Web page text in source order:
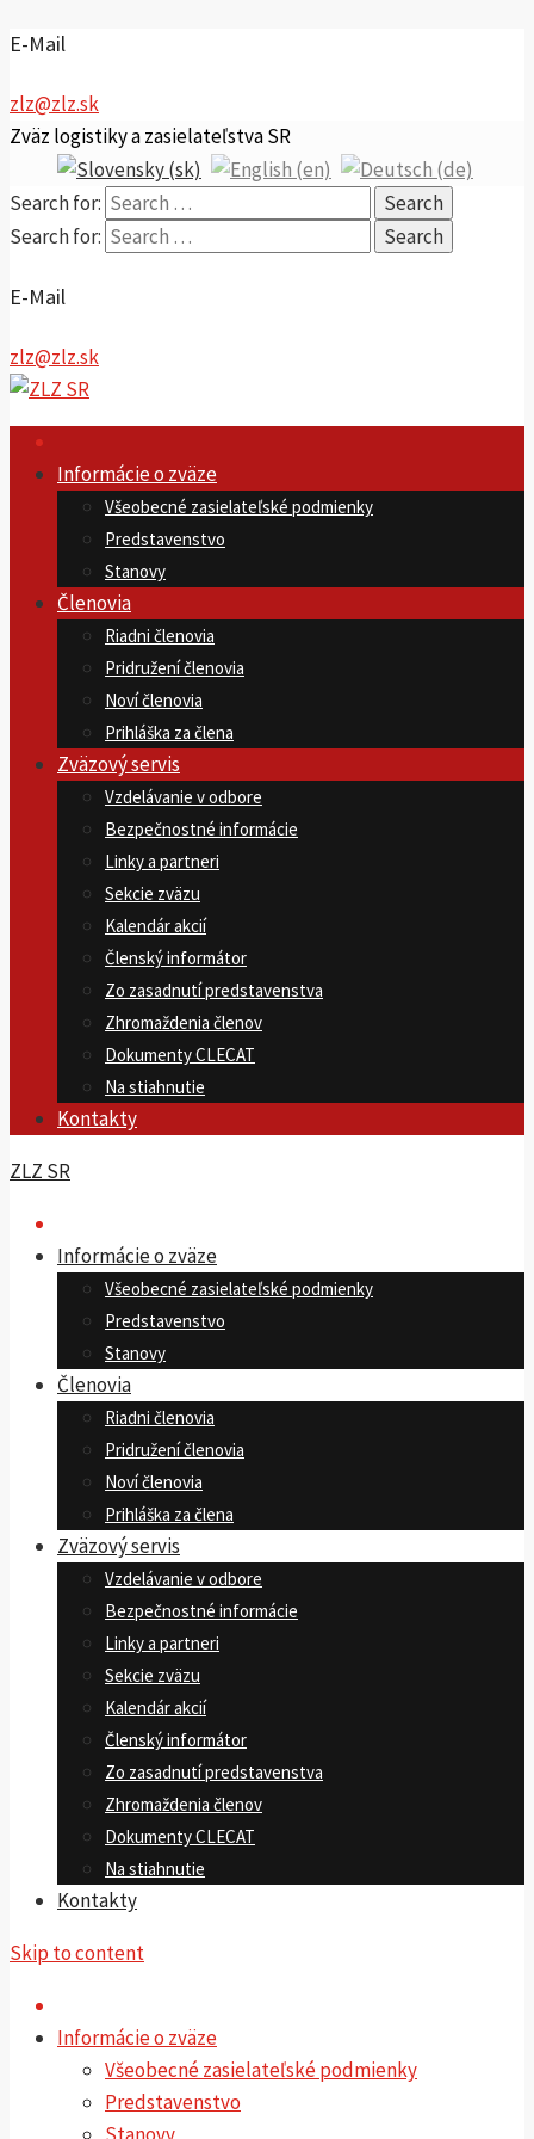
E-Mail
zlz@zlz.sk
Zväz logistiky a zasielateľstva SR
Search for:
Search for:
E-Mail
zlz@zlz.sk
Informácie o zväze
Všeobecné zasielateľské podmienky
Predstavenstvo
Stanovy
Členovia
Riadni členovia
Pridružení členovia
Noví členovia
Prihláška za člena
Zväzový servis
Vzdelávanie v odbore
Bezpečnostné informácie
Linky a partneri
Sekcie zväzu
Kalendár akcií
Členský informátor
Zo zasadnutí predstavenstva
Zhromaždenia členov
Dokumenty CLECAT
Na stiahnutie
Kontakty
ZLZ SR
Informácie o zväze
Všeobecné zasielateľské podmienky
Predstavenstvo
Stanovy
Členovia
Riadni členovia
Pridružení členovia
Noví členovia
Prihláška za člena
Zväzový servis
Vzdelávanie v odbore
Bezpečnostné informácie
Linky a partneri
Sekcie zväzu
Kalendár akcií
Členský informátor
Zo zasadnutí predstavenstva
Zhromaždenia členov
Dokumenty CLECAT
Na stiahnutie
Kontakty
Skip to content
Informácie o zväze
Všeobecné zasielateľské podmienky
Predstavenstvo